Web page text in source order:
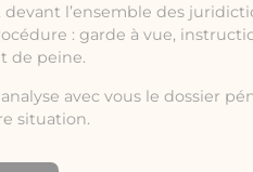
l’ensemble des
: garde à vue,
de peine.
avec vous le dossier
situation.